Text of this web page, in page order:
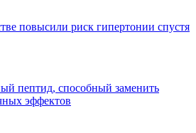
повысили риск гипертонии спустя
пептид, способный заменить
эффектов